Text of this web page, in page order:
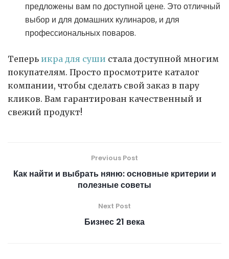
предложены вам по доступной цене. Это отличный
выбор и для домашних кулинаров, и для
профессиональных поваров.
Теперь икра для суши стала доступной многим
покупателям. Просто просмотрите каталог
компании, чтобы сделать свой заказ в пару
кликов. Вам гарантирован качественный и
свежий продукт!
Previous Post
Как найти и выбрать няню: основные критерии и
полезные советы
Next Post
Бизнес 21 века